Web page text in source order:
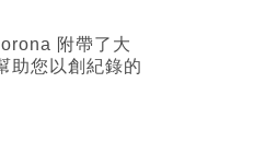
附帶了大
助您以創紀錄的